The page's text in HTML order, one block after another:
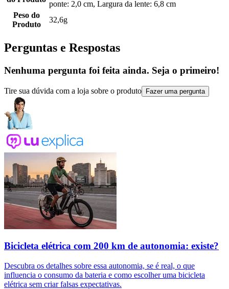
ponte: 2,0 cm, Largura da lente: 6,8 cm
Peso do
Produto
32,6g
Perguntas e Respostas
Nenhuma pergunta foi feita ainda. Seja o primeiro!
Tire sua dúvida com a loja sobre o produto Fazer uma pergunta
Bicicleta elétrica com 200 km de autonomia: existe?
Descubra os detalhes sobre essa autonomia, se é real, o que
influencia o consumo da bateria e como escolher uma bicicleta
elétrica sem criar falsas expectativas.